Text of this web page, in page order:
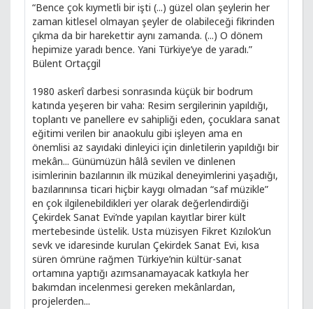
“Bence çok kıymetli bir işti (...) güzel olan şeylerin her
zaman kitlesel olmayan şeyler de olabileceği fikrinden
çıkma da bir harekettir aynı zamanda. (...) O dönem
hepimize yaradı bence. Yani Türkiye’ye de yaradı.”
Bülent Ortaçgil
1980 askerî darbesi sonrasında küçük bir bodrum
katında yeşeren bir vaha: Resim sergilerinin yapıldığı,
toplantı ve panellere ev sahipliği eden, çocuklara sanat
eğitimi verilen bir anaokulu gibi işleyen ama en
önemlisi az sayıdaki dinleyici için dinletilerin yapıldığı bir
mekân... Günümüzün hâlâ sevilen ve dinlenen
isimlerinin bazılarının ilk müzikal deneyimlerini yaşadığı,
bazılarınınsa ticari hiçbir kaygı olmadan “saf müzikle”
en çok ilgilenebildikleri yer olarak değerlendirdiği
Çekirdek Sanat Evi’nde yapılan kayıtlar birer kült
mertebesinde üstelik. Usta müzisyen Fikret Kızılok’un
sevk ve idaresinde kurulan Çekirdek Sanat Evi, kısa
süren ömrüne rağmen Türkiye’nin kültür-sanat
ortamına yaptığı azımsanamayacak katkıyla her
bakımdan incelenmesi gereken mekânlardan,
projelerden...